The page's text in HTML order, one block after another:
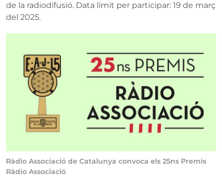
de la radiodifusió. Data límit per participar: 19 de març
del 2025.
Ràdio Associació de Catalunya convoca els 25ns Premis
Ràdio Associació